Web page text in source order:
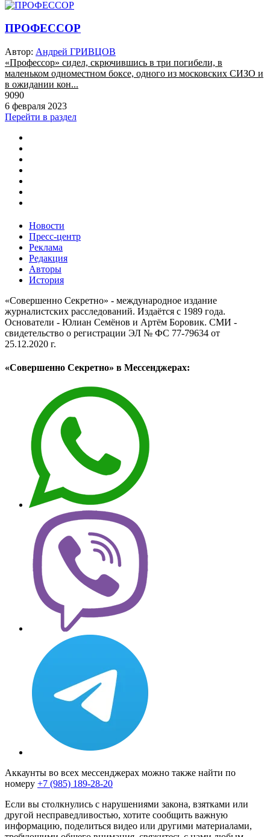
ПРОФЕССОР
Автор: Андрей ГРИВЦОВ
«Профессор» сидел, скрючившись в три погибели, в
маленьком одноместном боксе, одного из московских СИЗО и
в ожидании кон...
9090
6 февраля 2023
Перейти в раздел
Новости
Пресс-центр
Реклама
Редакция
Авторы
История
«Совершенно Секретно» - международное издание
журналистских расследований. Издаётся с 1989 года.
Основатели - Юлиан Семёнов и Артём Боровик. CМИ -
свидетельство о регистрации ЭЛ № ФС 77-79634 от
25.12.2020 г.
«Совершенно Секретно» в Мессенджерах:
Аккаунты во всех мессенджерах можно также найти по
номеру +7 (985) 189-28-20
Если вы столкнулись с нарушениями закона, взятками или
другой несправедливостью, хотите сообщить важную
информацию, поделиться видео или другими материалами,